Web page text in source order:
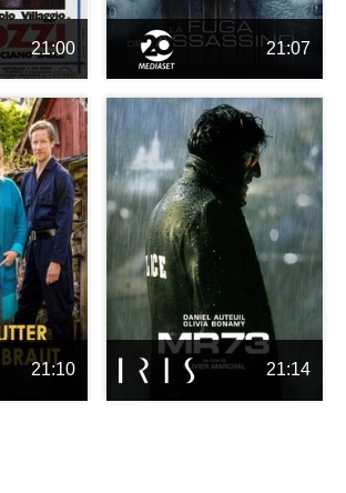
21:00 21:07
21:10 21:14